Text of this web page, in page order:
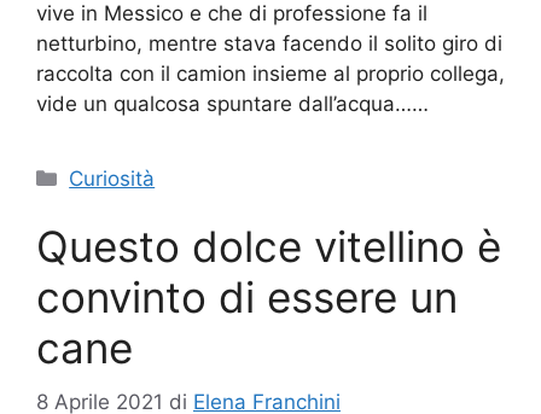
vive in Messico e che di professione fa il
netturbino, mentre stava facendo il solito giro di
raccolta con il camion insieme al proprio collega,
vide un qualcosa spuntare dall’acqua……
Categorie
Curiosità
Questo dolce vitellino è
convinto di essere un
cane
8 Aprile 2021 di Elena Franchini